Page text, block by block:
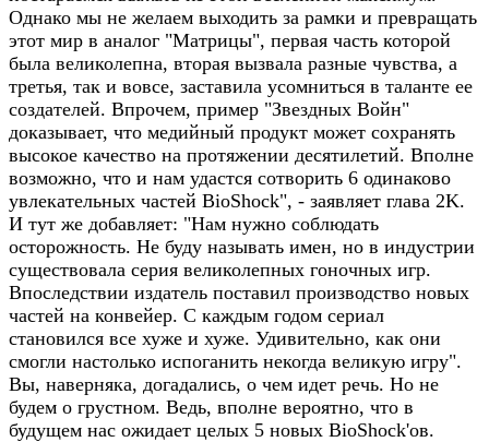
Однако мы не желаем выходить за рамки и превращать
этот мир в аналог "Матрицы", первая часть которой
была великолепна, вторая вызвала разные чувства, а
третья, так и вовсе, заставила усомниться в таланте ее
создателей. Впрочем, пример "Звездных Войн"
доказывает, что медийный продукт может сохранять
высокое качество на протяжении десятилетий. Вполне
возможно, что и нам удастся сотворить 6 одинаково
увлекательных частей BioShock", - заявляет глава 2K.
И тут же добавляет: "Нам нужно соблюдать
осторожность. Не буду называть имен, но в индустрии
существовала серия великолепных гоночных игр.
Впоследствии издатель поставил производство новых
частей на конвейер. С каждым годом сериал
становился все хуже и хуже. Удивительно, как они
смогли настолько испоганить некогда великую игру".
Вы, наверняка, догадались, о чем идет речь. Но не
будем о грустном. Ведь, вполне вероятно, что в
будущем нас ожидает целых 5 новых BioShock'ов.